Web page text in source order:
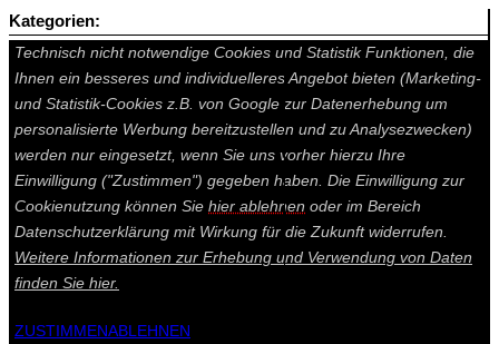
Auf dieser Seite werden technisch notwendige Cookies gesetzt.
Technisch nicht notwendige Cookies und Statistik Funktionen, die
Ihnen ein besseres und individuelleres Angebot bieten (Marketing-
und Statistik-Cookies z.B. von Google zur Datenerhebung um
personalisierte Werbung bereitzustellen und zu Analysezwecken)
werden nur eingesetzt, wenn Sie uns vorher hierzu Ihre
Einwilligung ("Zustimmen") gegeben haben. Die Einwilligung zur
Cookienutzung können Sie hier ablehnen oder im Bereich
Datenschutzerklärung mit Wirkung für die Zukunft widerrufen.
Weitere Informationen zur Erhebung und Verwendung von Daten
finden Sie hier.
ZUSTIMMENABLEHNEN
Kategorien: